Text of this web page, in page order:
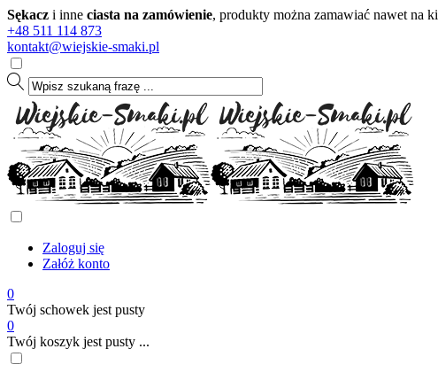
Sękacz i inne ciasta na zamówienie, produkty można zamawiać nawet na
+48 511 114 873
kontakt@wiejskie-smaki.pl
Zaloguj się
Załóż konto
0
Twój schowek jest pusty
0
Twój koszyk jest pusty ...